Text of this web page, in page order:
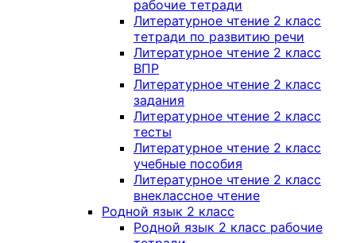
рабочие тетради
Литературное чтение 2 класс
тетради по развитию речи
Литературное чтение 2 класс
ВПР
Литературное чтение 2 класс
задания
Литературное чтение 2 класс
тесты
Литературное чтение 2 класс
учебные пособия
Литературное чтение 2 класс
внеклассное чтение
Родной язык 2 класс
Родной язык 2 класс рабочие